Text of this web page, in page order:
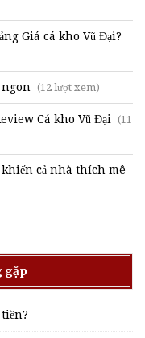
Giá cá kho Vũ Đại?
(12 lượt xem)
Cá kho Vũ Đại (11
cả nhà thích mê
gặp